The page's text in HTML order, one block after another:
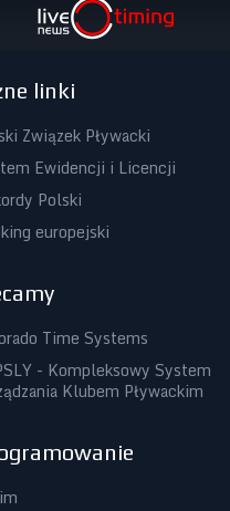
linki
Związek Pływacki
Ewidencji i Licencji
Polski
europejski
Time Systems
- Kompleksowy System
Klubem Pływackim